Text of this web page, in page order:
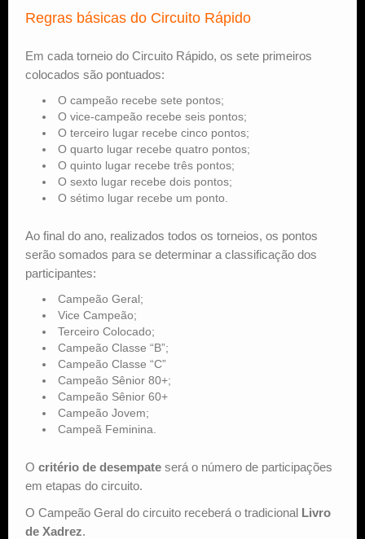
Regras básicas do Circuito Rápido
Em cada torneio do Circuito Rápido, os sete primeiros
colocados são pontuados:
O campeão recebe sete pontos;
O vice-campeão recebe seis pontos;
O terceiro lugar recebe cinco pontos;
O quarto lugar recebe quatro pontos;
O quinto lugar recebe três pontos;
O sexto lugar recebe dois pontos;
O sétimo lugar recebe um ponto.
Ao final do ano, realizados todos os torneios, os pontos
serão somados para se determinar a classificação dos
participantes:
Campeão Geral;
Vice Campeão;
Terceiro Colocado;
Campeão Classe “B”;
Campeão Classe “C”
Campeão Sênior 80+;
Campeão Sênior 60+
Campeão Jovem;
Campeã Feminina.
O critério de desempate será o número de participações
em etapas do circuito.
O Campeão Geral do circuito receberá o tradicional Livro
de Xadrez.